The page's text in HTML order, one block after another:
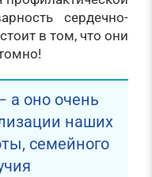
сердечно-
в том, что они
а оно очень
наших
семейного